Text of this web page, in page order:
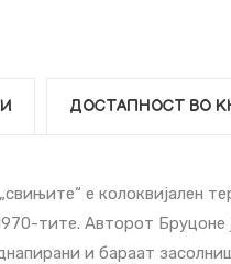
ДОСТАПНОСТ ВО
е колоквијален
тите. Авторот Бруцоне
и бараат